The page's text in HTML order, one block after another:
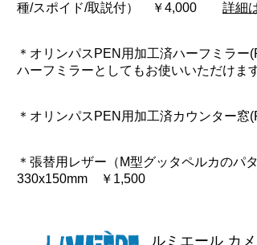
種/スポイド/取説付） ￥4,000 詳細
＊オリンパスPEN用加工済ハーフミラ
ハーフミラーとしてもお使いいただけま
＊オリンパスPEN用加工済カウンター
＊張替用レザー（M型グッタペルカの
330x150mm ￥1,500
ルミエール カ